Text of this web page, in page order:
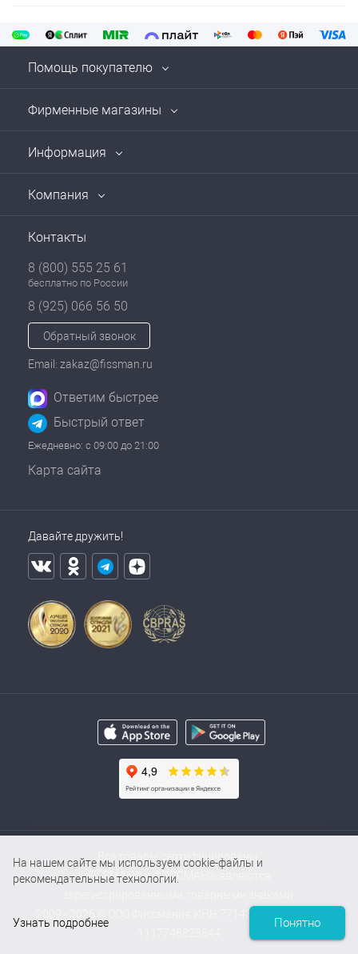
Помощь покупателю
Фирменные магазины
Информация
Компания
Контакты
8 (800) 555 25 61
бесплатно по России
8 (925) 066 56 50
Обратный звонок
Email: zakaz@fissman.ru
Ответим быстрее
Быстрый ответ
Ежедневно: с 09:00 до 21:00
Карта сайта
Давайте дружить!
Все товары сертифицированы.
FISSMAN® и ФИССМАН® являются
2009 - 2026 © ООО Фиссмания ИНН 7714854000 / ОГРН
На нашем сайте мы используем cookie-файлы и
рекомендательные технологии.
Узнать подробнее Понятно